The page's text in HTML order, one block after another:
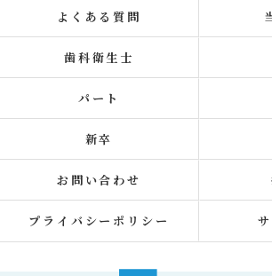
よくある質問
歯科衛生士
パート
新卒
お問い合わせ
プライバシーポリシー